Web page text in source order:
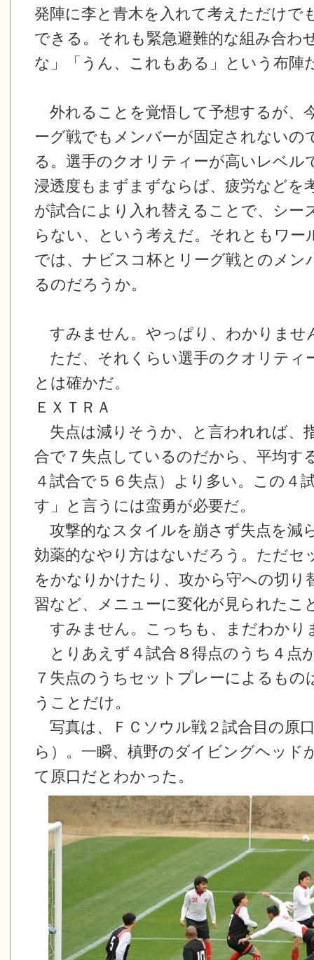
発陣に李と青木を入れて考えただけで
できる。それも緊急避難的な組み合わ
な」「うん、これもある」という布陣
外れることを覚悟して予想するが、
ーグ戦でもメンバーが固定されないの
る。選手のクオリティーが高いレベル
浸透度もまずまずならば、疲労などを
が試合により入れ替えることで、シー
らない、という考えだ。それともワ
では、ナビスコ杯とリーグ戦とのメン
るのだろうか。
すみません。やっぱり、わかりませ
ただ、それくらい選手のクオリティ
とは確かだ。
ＥＸＴＲＡ
失点は減りそうか、と言われれば、
合で７失点しているのだから、平均す
４試合で５６失点）より多い。この４
す」と言うには蛮勇が必要だ。
攻撃的なスタイルを崩さず失点を減
効薬的なやり方はないだろう。ただセ
をかなりかけたり、攻から守への切り
習など、メニューに変化が見られたこ
すみません。こっちも、まだわかり
とりあえず４試合８得点のうち４点
７失点のうちセットプレーによるも
うことだけ。
写真は、ＦＣソウル戦２試合目の原
ら）。一瞬、槙野のダイビングヘッド
て原口だとわかった。